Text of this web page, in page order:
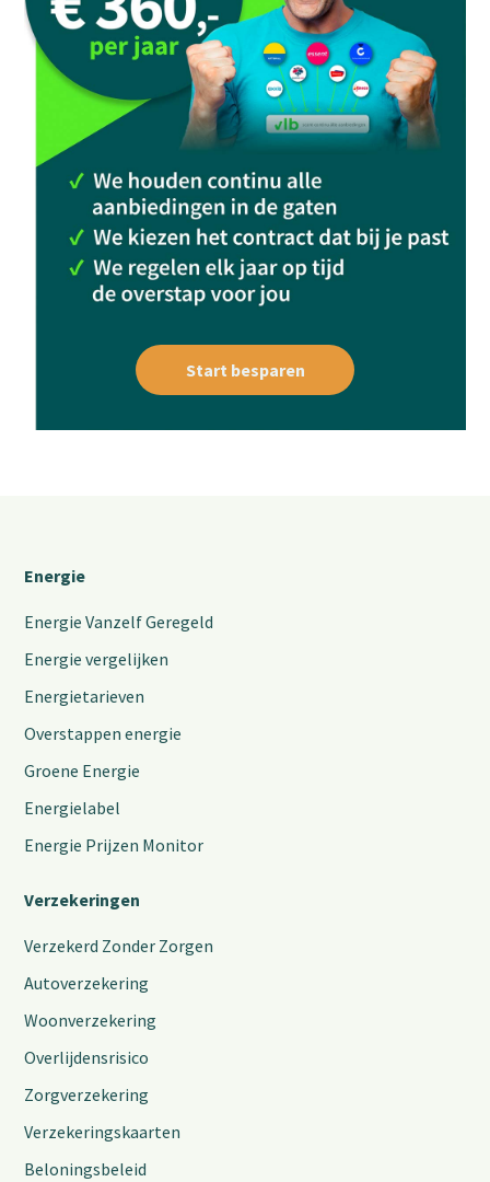
Start besparen
Energie
Energie Vanzelf Geregeld
Energie vergelijken
Energietarieven
Overstappen energie
Groene Energie
Energielabel
Energie Prijzen Monitor
Verzekeringen
Verzekerd Zonder Zorgen
Autoverzekering
Woonverzekering
Overlijdensrisico
Zorgverzekering
Verzekeringskaarten
Beloningsbeleid